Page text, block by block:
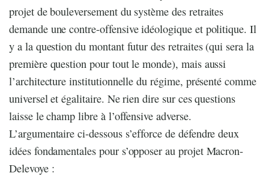
projet de bouleversement du système des retraites
demande une contre-offensive idéologique et politique. Il
y a la question du montant futur des retraites (qui sera la
première question pour tout le monde), mais aussi
l’architecture institutionnelle du régime, présenté comme
universel et égalitaire. Ne rien dire sur ces questions
laisse le champ libre à l’offensive adverse.
L’argumentaire ci-dessous s’efforce de défendre deux
idées fondamentales pour s’opposer au projet Macron-
Delevoye :